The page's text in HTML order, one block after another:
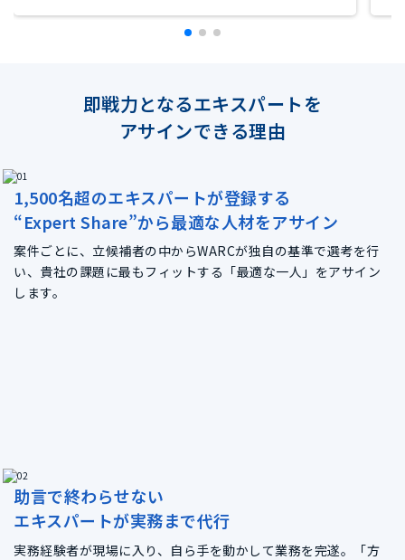
即戦力となるエキスパートを
アサインできる理由
1,500名超のエキスパートが登録する
“Expert Share”から最適な人材をアサイン
案件ごとに、立候補者の中からWARCが独自の基準で選考を行
い、貴社の課題に最もフィットする「最適な一人」をアサイン
します。
助言で終わらせない
エキスパートが実務まで代行
実務経験者が現場に入り、自ら手を動かして業務を完遂。「方